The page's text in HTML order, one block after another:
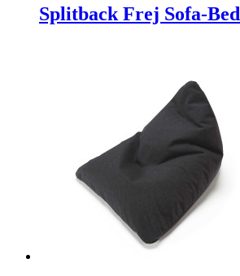
Splitback Frej Sofa-Bed